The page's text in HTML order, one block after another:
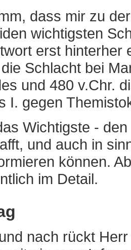
dass mir zu
wichtigsten
erst hinterher
Schlacht bei
und 480 v.Chr.
I. gegen
Wichtigste -
und auch in
können.
im Detail.
nach rückt